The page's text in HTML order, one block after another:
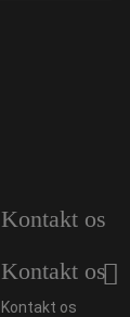
Kontakt os
Kontakt os
Kontakt os